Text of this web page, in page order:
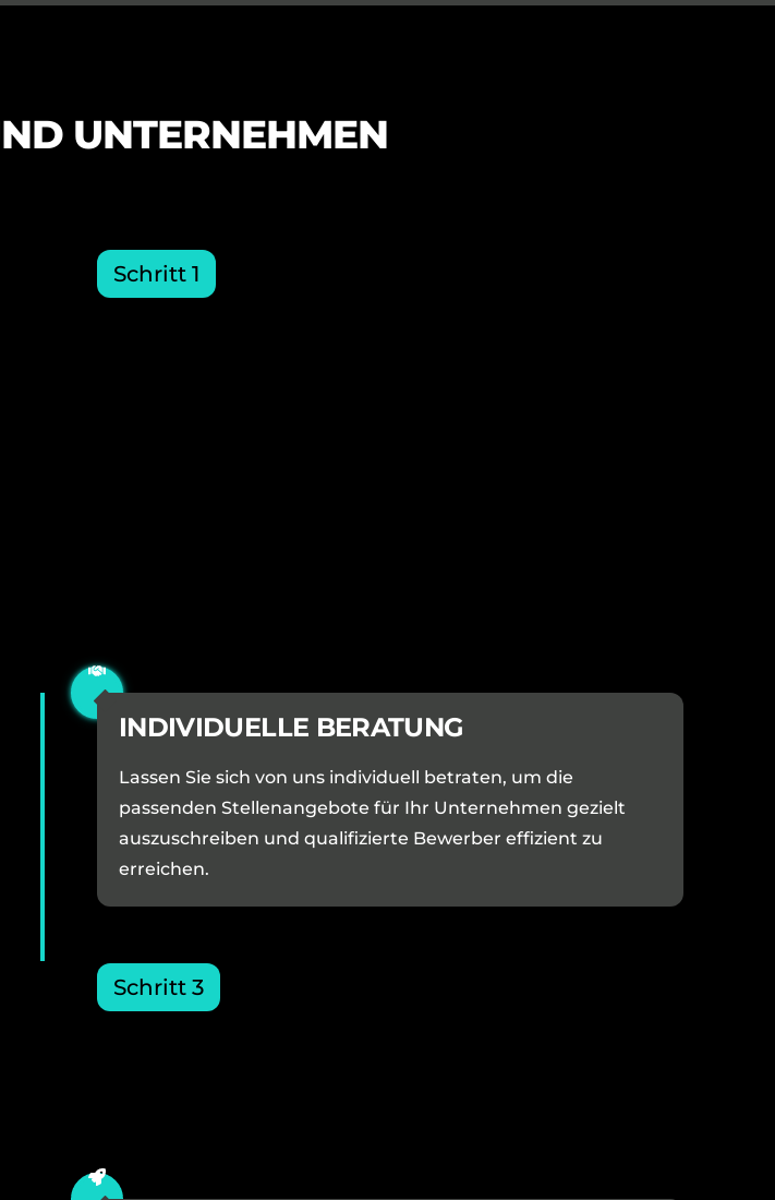
UNTERNEHMEN
Schritt 1
INDIVIDUELLE BERATUNG
Lassen Sie sich von uns individuell betraten, um die
passenden Stellenangebote für Ihr Unternehmen gezielt
auszuschreiben und qualifizierte Bewerber effizient zu
erreichen.
Schritt 3